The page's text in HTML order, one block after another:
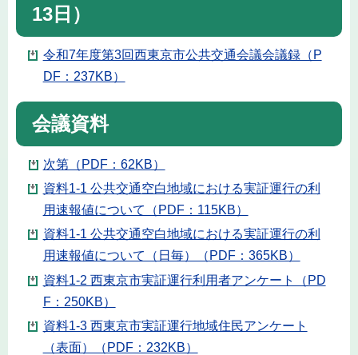
13日）
令和7年度第3回西東京市公共交通会議会議録（P
DF：237KB）
会議資料
次第（PDF：62KB）
資料1-1 公共交通空白地域における実証運行の利
用速報値について（PDF：115KB）
資料1-1 公共交通空白地域における実証運行の利
用速報値について（日毎）（PDF：365KB）
資料1-2 西東京市実証運行利用者アンケート（PD
F：250KB）
資料1-3 西東京市実証運行地域住民アンケート
（表面）（PDF：232KB）